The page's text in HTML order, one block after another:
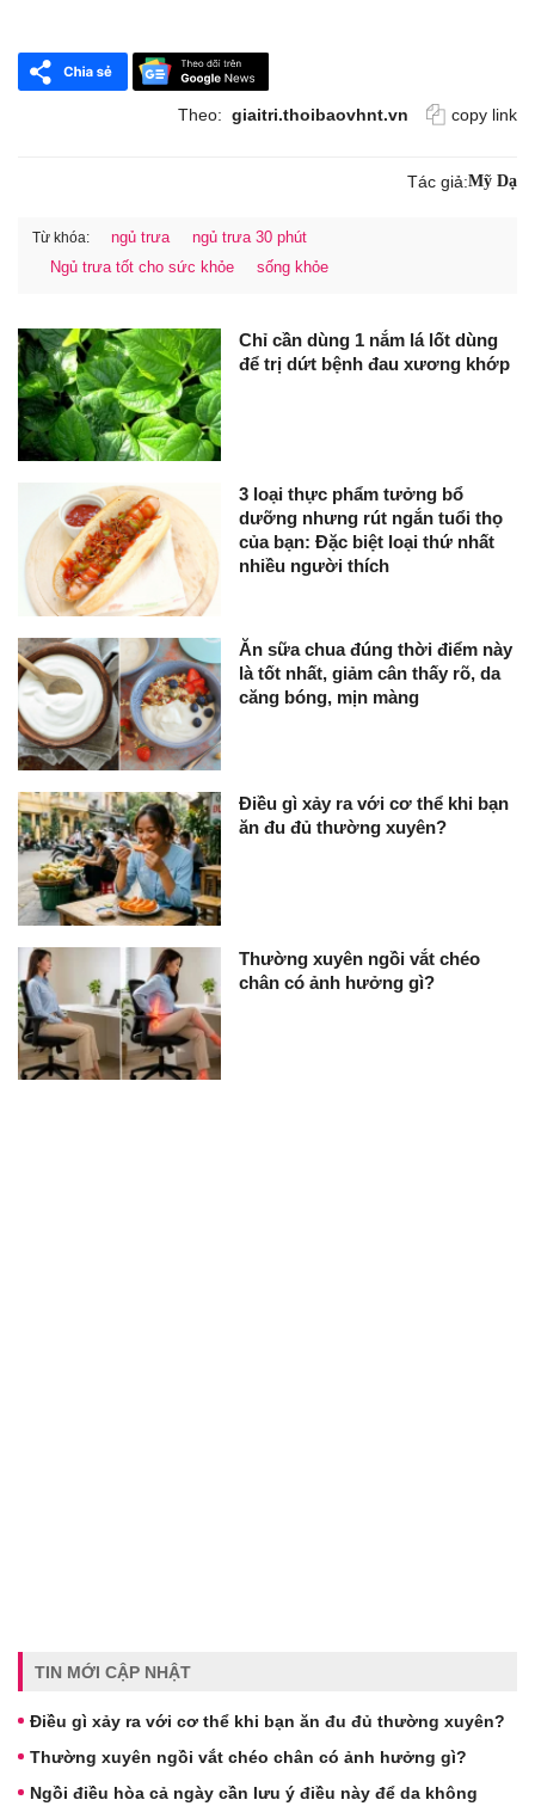
Theo: giaitri.thoibaovhnt.vn copy link
Tác giả:Mỹ Dạ
Từ khóa: ngủ trưa
ngủ trưa 30 phút
Ngủ trưa tốt cho sức khỏe
sống khỏe
Chỉ cần dùng 1 nắm lá lốt dùng
để trị dứt bệnh đau xương khớp
3 loại thực phẩm tưởng bổ
dưỡng nhưng rút ngắn tuổi thọ
của bạn: Đặc biệt loại thứ nhất
nhiều người thích
Ăn sữa chua đúng thời điểm này
là tốt nhất, giảm cân thấy rõ, da
căng bóng, mịn màng
Điều gì xảy ra với cơ thể khi bạn
ăn đu đủ thường xuyên?
Thường xuyên ngồi vắt chéo
chân có ảnh hưởng gì?
TIN MỚI CẬP NHẬT
Điều gì xảy ra với cơ thể khi bạn ăn đu đủ thường xuyên?
Thường xuyên ngồi vắt chéo chân có ảnh hưởng gì?
Ngồi điều hòa cả ngày cần lưu ý điều này để da không